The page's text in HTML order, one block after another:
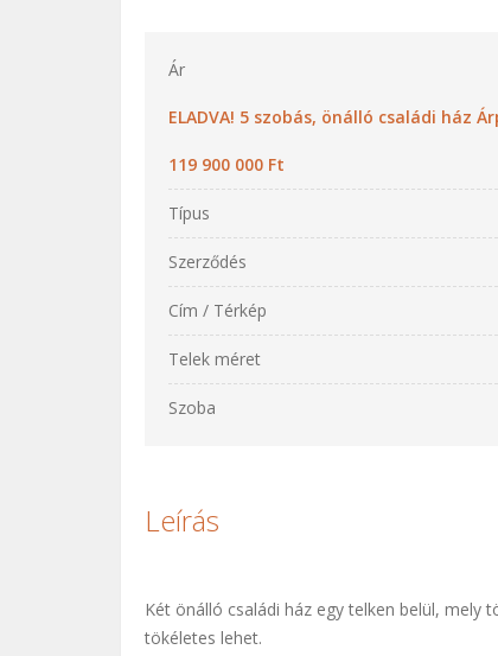
Ár
ELADVA! 5 szobás, önálló családi ház
119 900 000 Ft
Típus
Szerződés
Cím / Térkép
Telek méret
Szoba
Leírás
Két önálló családi ház egy telken belül, mely
tökéletes lehet.